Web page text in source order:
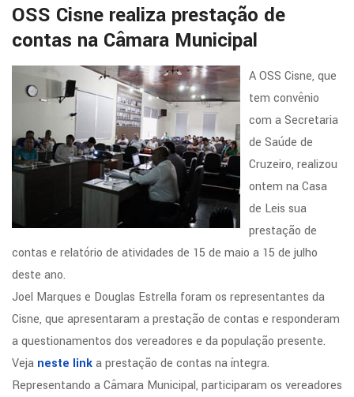
OSS Cisne realiza prestação de
contas na Câmara Municipal
A OSS Cisne, que
tem convênio
com a Secretaria
de Saúde de
Cruzeiro, realizou
ontem na Casa
de Leis sua
prestação de
contas e relatório de atividades de 15 de maio a 15 de julho
deste ano.
Joel Marques e Douglas Estrella foram os representantes da
Cisne, que apresentaram a prestação de contas e responderam
a questionamentos dos vereadores e da população presente.
Veja neste linka prestação de contas na íntegra.
Representando a Câmara Municipal, participaram os vereadores